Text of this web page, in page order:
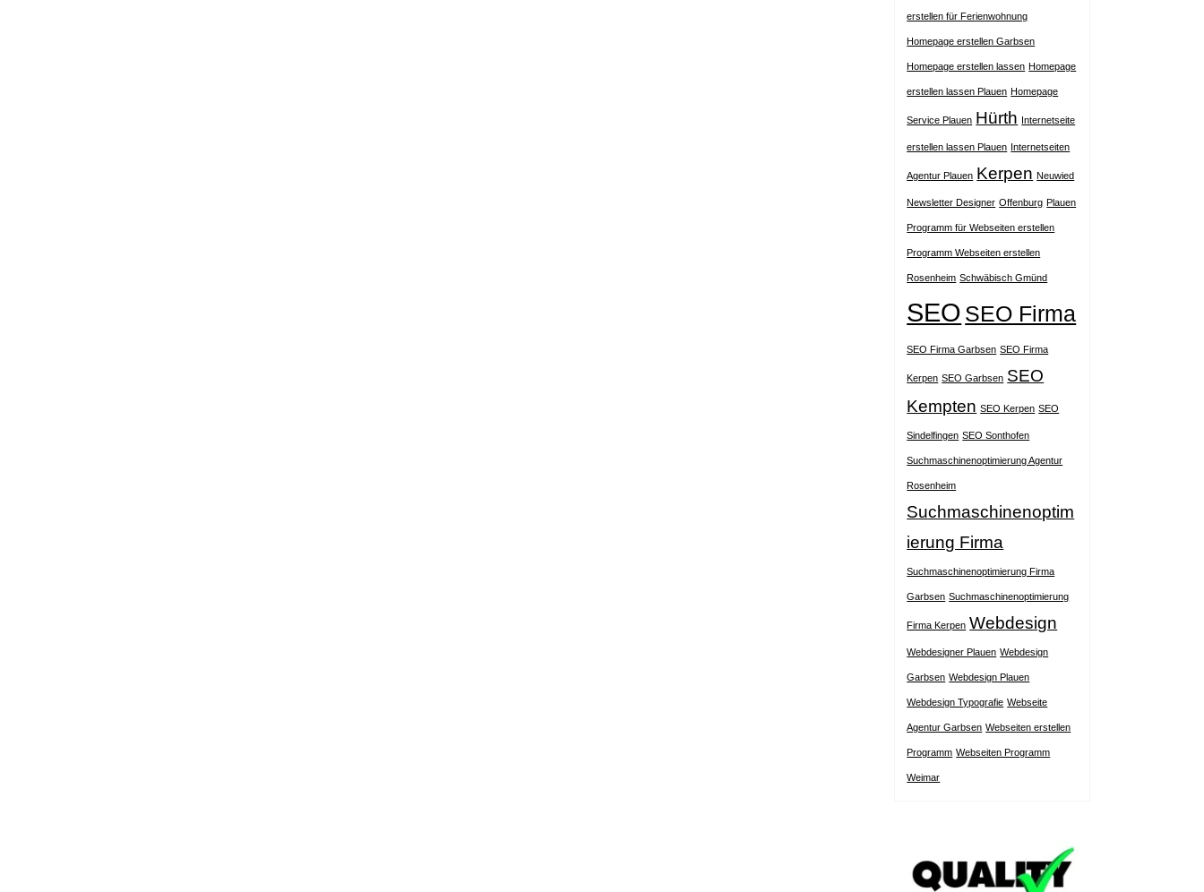
erstellen für Ferienwohnung
Homepage erstellen Garbsen
Homepage erstellen lassen Homepage
erstellen lassen Plauen Homepage
Service Plauen Hürth Internetseite
erstellen lassen Plauen Internetseiten
Agentur Plauen Kerpen Neuwied
Newsletter Designer Offenburg Plauen
Programm für Webseiten erstellen
Programm Webseiten erstellen
Rosenheim Schwäbisch Gmünd
SEO SEO Firma
SEO Firma Garbsen SEO Firma
Kerpen SEO Garbsen SEO
Kempten SEO Kerpen SEO
Sindelfingen SEO Sonthofen
Suchmaschinenoptimierung Agentur
Rosenheim
Suchmaschinenoptim
ierung Firma
Suchmaschinenoptimierung Firma
Garbsen Suchmaschinenoptimierung
Firma Kerpen Webdesign
Webdesigner Plauen Webdesign
Garbsen Webdesign Plauen
Webdesign Typografie Webseite
Agentur Garbsen Webseiten erstellen
Programm Webseiten Programm
Weimar